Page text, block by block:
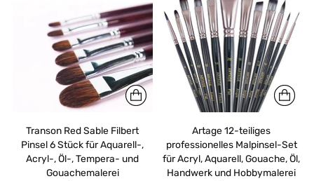
Transon Red Sable Filbert
Pinsel 6 Stück für Aquarell-,
Acryl-, Öl-, Tempera- und
Gouachemalerei
Artage 12-teiliges
professionelles Malpinsel-Set
für Acryl, Aquarell, Gouache, Öl,
Handwerk und Hobbymalerei